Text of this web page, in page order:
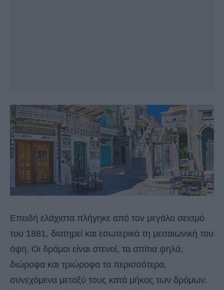
Επειδή ελάχιστα πλήγηκε από τον μεγάλο σεισμό
του 1881, διατηρεί και εσωτερικά τη μεσαιωνική του
όψη. Οι δρόμοι είναι στενοί, τα σπίτια ψηλά,
διώροφα και τριώροφα τα περισσότερα,
συνεχόμενα μεταξύ τους κατά μήκος των δρόμων.